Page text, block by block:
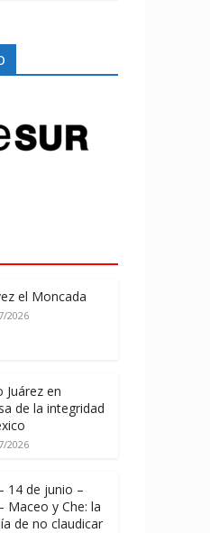
el Moncada
2026
Juárez en
de la integridad
2026
14 de junio –
Maceo y Che: la
de no claudicar